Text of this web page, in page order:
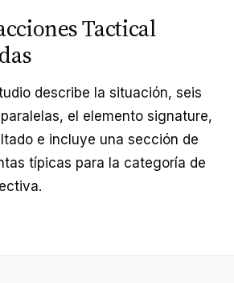
Tactical
describe la situación, seis
el elemento signature,
e incluye una sección de
típicas para la categoría de